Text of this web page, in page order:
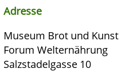
Adresse
Museum Brot und Kunst
Forum Welternährung
Salzstadelgasse 10